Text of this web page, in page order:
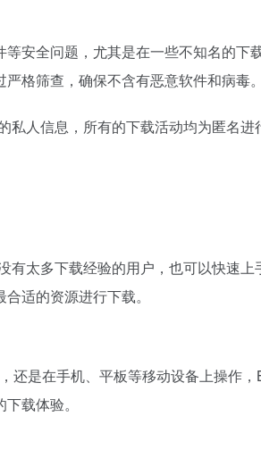
安全问题，尤其是在一些不知名的
格筛查，确保不含有恶意软件和病毒。
人信息，所有的下载活动均为匿名
太多下载经验的用户，也可以快速
适的资源进行下载。
还是在手机、平板等移动设备上操作
载体验。